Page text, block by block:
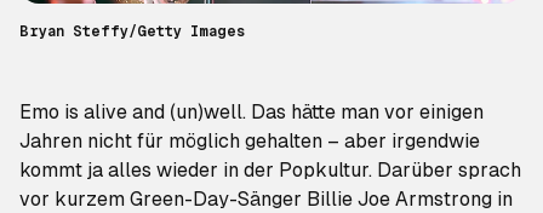
Bryan Steffy/Getty Images
Emo is alive and (un)well. Das hätte man vor einigen
Jahren nicht für möglich gehalten – aber irgendwie
kommt ja alles wieder in der Popkultur. Darüber sprach
vor kurzem Green-Day-Sänger Billie Joe Armstrong in